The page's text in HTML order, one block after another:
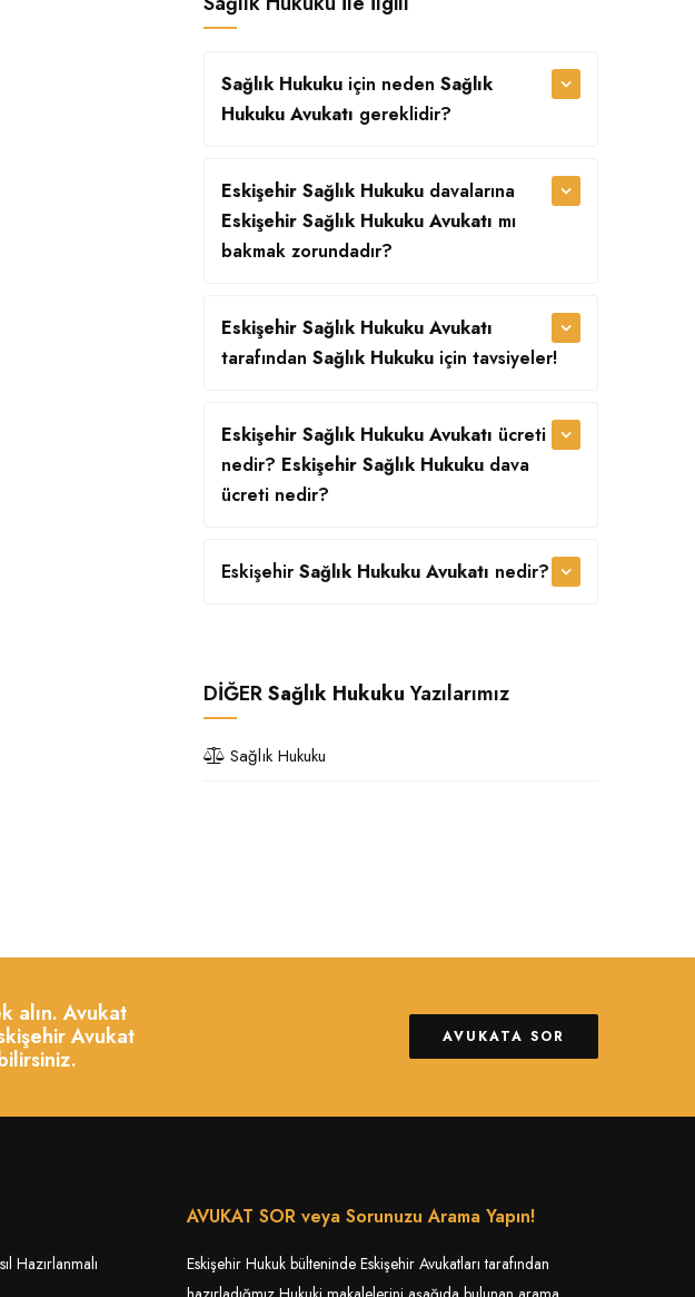
Sağlık Hukuku için neden Sağlık
Hukuku Avukatı gereklidir?
Eskişehir Sağlık Hukuku davalarına
Eskişehir Sağlık Hukuku Avukatı mı
bakmak zorundadır?
Eskişehir Sağlık Hukuku Avukatı
tarafından Sağlık Hukuku için tavsiyeler!
Eskişehir Sağlık Hukuku Avukatı ücreti
nedir? Eskişehir Sağlık Hukuku dava
ücreti nedir?
Eskişehir Sağlık Hukuku Avukatı nedir?
DİĞERSağlık HukukuYazılarımız
Sağlık Hukuku
alın. Avukat
Avukat
AVUKATA SOR
Hazırlanmalı
AVUKAT SOR veya Sorunuzu Arama Yapın!
Eskişehir Hukuk bülteninde Eskişehir Avukatları tarafından